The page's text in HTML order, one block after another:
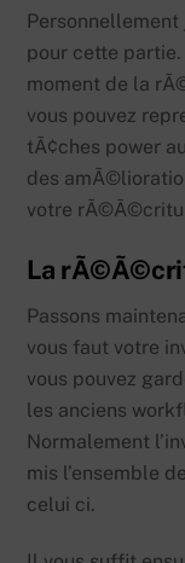
pour cette
moment de la
vous pouvez
tÃ¢ches power
des
votre
La
Passons
vous faut votre
vous pouvez
les anciens
Normalement
mis l’ensemble
celui ci.